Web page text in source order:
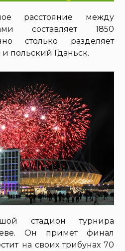
расстояние между
составляет 1850
столько разделяет
польский Гданьск.
стадион турнира
Он примет финал
на своих трибунах 70